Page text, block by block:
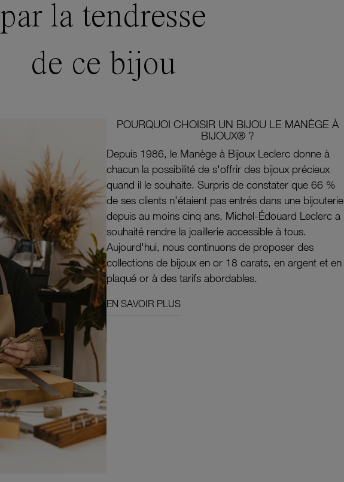
par la tendresse
de ce bijou
POURQUOI CHOISIR UN BIJOU LE MANÈGE À
BIJOUX® ?
Depuis 1986, le Manège à Bijoux Leclerc donne à
chacun la possibilité de s'offrir des bijoux précieux
quand il le souhaite. Surpris de constater que 66 %
de ses clients n’étaient pas entrés dans une bijouterie
depuis au moins cinq ans, Michel-Édouard Leclerc a
souhaité rendre la joaillerie accessible à tous.
Aujourd'hui, nous continuons de proposer des
collections de bijoux en or 18 carats, en argent et en
plaqué or à des tarifs abordables.
EN SAVOIR PLUS